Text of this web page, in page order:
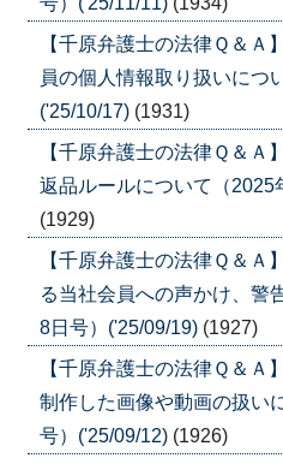
【千原弁護士の法律Ｑ＆
員の個人情報取り扱いにつ
('25/10/17) (1931)
【千原弁護士の法律Ｑ＆
返品ルールについて（2025
(1929)
【千原弁護士の法律Ｑ＆
る当社会員への声かけ、警
8日号）('25/09/19) (1927)
【千原弁護士の法律Ｑ＆
制作した画像や動画の扱い
号）('25/09/12) (1926)